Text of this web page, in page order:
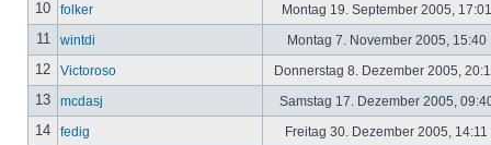
10 folker Montag 19. September 2005,
11 wintdi Montag 7. November 2005, 15:40
12 Victoroso Donnerstag 8. Dezember 2005,
13 mcdasj Samstag 17. Dezember 2005,
14 fedig Freitag 30. Dezember 2005, 14:11